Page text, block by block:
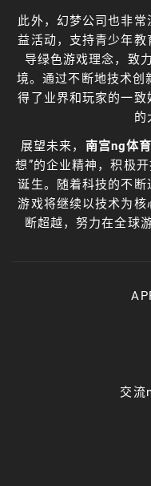
此外，幻梦公司也非
益活动，支持青少年
导绿色游戏理念，致
境。通过不断地技术创
得了业界和玩家的一
的
展望未来， 南宫ng体育
想”的企业精神，积极
诞生。随着科技的不
游戏将继续以技术为
断超越，努力在全球
交流